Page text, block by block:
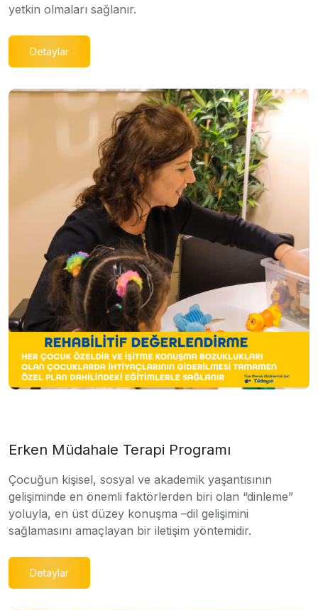
yetkin olmaları sağlanır.
Detaylar
Erken Müdahale Terapi Programı
Çocuğun kişisel, sosyal ve akademik yaşantısının
gelişiminde en önemli faktörlerden biri olan “dinleme”
yoluyla, en üst düzey konuşma –dil gelişimini
sağlamasını amaçlayan bir iletişim yöntemidir.
Detaylar